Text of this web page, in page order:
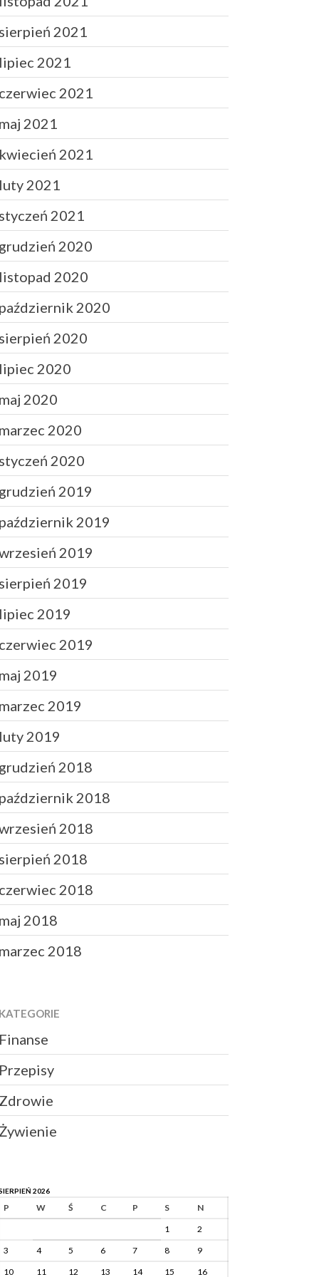
czerwiec 2019
luty 2019
wrzesień 2018
maj 2018
Finanse
Żywienie
Kanał wpisów
sierpień 2021
lipiec 2021
czerwiec 2021
maj 2021
kwiecień 2021
luty 2021
styczeń 2021
grudzień 2020
listopad 2020
październik 2020
sierpień 2020
lipiec 2020
maj 2020
marzec 2020
styczeń 2020
grudzień 2019
październik 2019
2019
sierpień 2019
lipiec 2019
czerwiec 2019
maj 2019
marzec 2019
luty 2019
grudzień 2018
październik 2018
2018
sierpień 2018
czerwiec 2018
maj 2018
marzec 2018
KATEGORIE
Finanse
Przepisy
Zdrowie
Żywienie
2026
P W Ś C P S
N
1
2
3
4 5 6 7 8
9
10
11 12 13 14 15 16